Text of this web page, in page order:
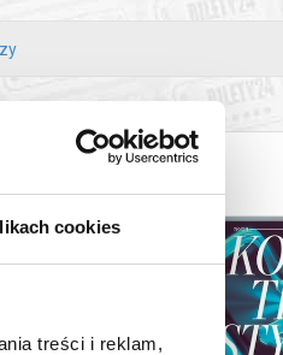
cookies
treści i reklam,